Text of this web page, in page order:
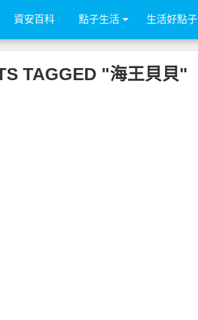
資安百科 點子生活 生活好點子
TAGGED "海王貝貝"